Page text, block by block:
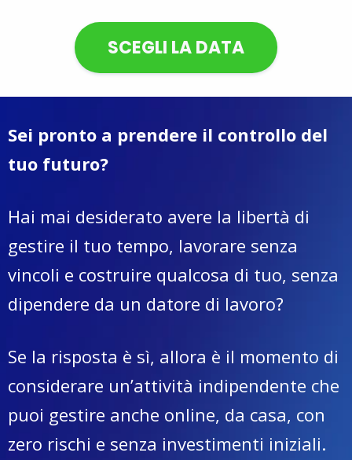
SCEGLI LA DATA
Sei pronto a prendere il controllo del
tuo futuro?
Hai mai desiderato avere la libertà di
gestire il tuo tempo, lavorare senza
vincoli e costruire qualcosa di tuo, senza
dipendere da un datore di lavoro?
Se la risposta è sì, allora è il momento di
considerare un’attività indipendente che
puoi gestire anche online, da casa, con
zero rischi e senza investimenti iniziali.